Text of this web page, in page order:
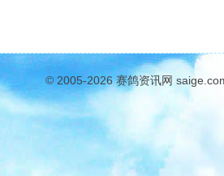
© 2005-2026赛鸽资讯网